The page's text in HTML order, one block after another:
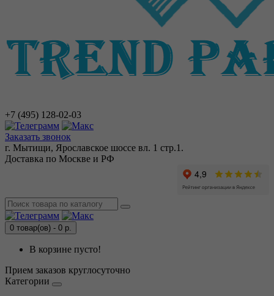
+7 (495) 128-02-03
Заказать звонок
г. Мытищи, Ярославское шоссе вл. 1 стр.1.
Доставка по Москве и РФ
0 товар(ов) - 0 р.
В корзине пусто!
Прием заказов круглосуточно
Категории